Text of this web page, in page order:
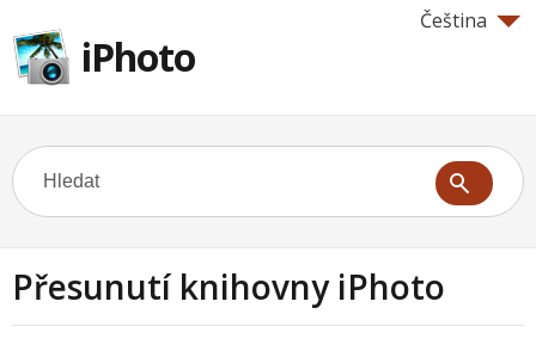
Čeština
iPhoto
Přesunutí knihovny iPhoto